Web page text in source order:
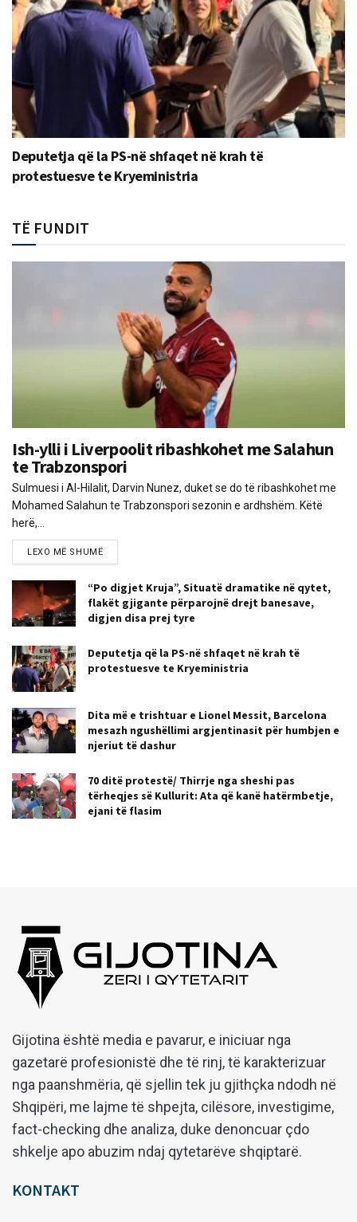
Deputetja që la PS-në shfaqet në krah të
protestuesve te Kryeministria
TË FUNDIT
Ish-ylli i Liverpoolit ribashkohet me Salahun
te Trabzonspori
Sulmuesi i Al-Hilalit, Darvin Nunez, duket se do të ribashkohet me
Mohamed Salahun te Trabzonspori sezonin e ardhshëm. Këtë
herë,...
LEXO MË SHUMË
“Po digjet Kruja”, Situatë dramatike në qytet,
flakët gjigante përparojnë drejt banesave,
digjen disa prej tyre
Deputetja që la PS-në shfaqet në krah të
protestuesve te Kryeministria
Dita më e trishtuar e Lionel Messit, Barcelona
mesazh ngushëllimi argjentinasit për humbjen e
njeriut të dashur
70 ditë protestë/ Thirrje nga sheshi pas
tërheqjes së Kullurit: Ata që kanë hatërmbetje,
ejani të flasim
Gijotina është media e pavarur, e iniciuar nga
gazetarë profesionistë dhe të rinj, të karakterizuar
nga paanshmëria, që sjellin tek ju gjithçka ndodh në
Shqipëri, me lajme të shpejta, cilësore, investigime,
fact-checking dhe analiza, duke denoncuar çdo
shkelje apo abuzim ndaj qytetarëve shqiptarë.
KONTAKT